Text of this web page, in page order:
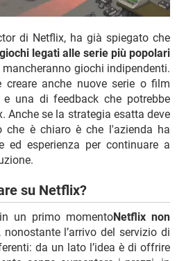
di Netflix, ha già spiegato che
legati alle serie più popolari
mancheranno giochi indipendenti.
creare anche nuove serie o film
una di feedback che potrebbe
Anche se la strategia esatta deve
che è chiaro è che l'azienda ha
ed esperienza per continuare a
su Netflix?
un primo momentoNetflix non
nonostante l’arrivo del servizio di
da un lato l’idea è di offrire